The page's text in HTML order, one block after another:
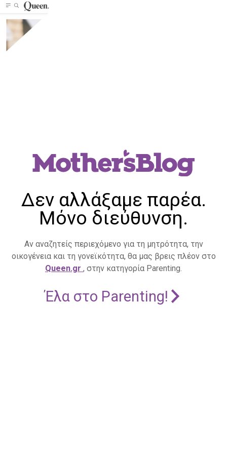
Δεν αλλάξαμε παρέα.
Μόνο διεύθυνση.
Αν αναζητείς περιεχόμενο για τη μητρότητα, την
οικογένεια και τη γονεϊκότητα, θα μας βρεις πλέον στο
Queen.gr , στην κατηγορία Parenting.
Έλα στο Parenting!